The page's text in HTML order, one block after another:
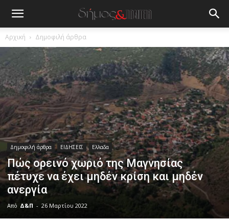
Αρχική Δημοφιλή άρθρα
Δημοφιλή άρθρα ΕΙΔΗΣΕΙΣ Ελλαδα
Πώς ορεινό χωριό της Μαγνησίας
πέτυχε να έχει μηδέν κρίση και μηδέν
ανεργία
Από Δ&Π - 26 Μαρτίου 2022